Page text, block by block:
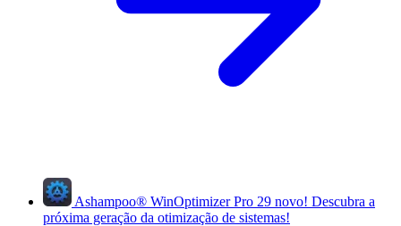
Ashampoo® WinOptimizer Pro 29 novo! Descubra a
próxima geração da otimização de sistemas!